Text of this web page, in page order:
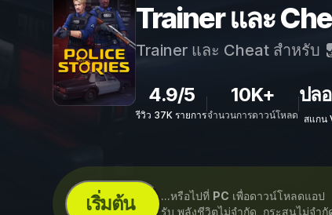
Trainer และ
Trainer และ Cheat สำหรับ
4.9/5
รีวิว 37K รายการ
10K+
จำนวนการดาวน์โหลด
ปล
สแกน
เริ่มต้น ...หรือไปที่ PC เพื่อดาวน์โหลดแอป
รับ พลังชีวิตไม่จำกัด, กระสุนไม่จำกั